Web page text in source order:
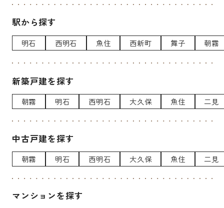
駅から探す
明石 西明石 魚住 西新町 舞子 朝霧
新築戸建を探す
朝霧 明石 西明石 大久保 魚住 二見
中古戸建を探す
朝霧 明石 西明石 大久保 魚住 二見
マンションを探す